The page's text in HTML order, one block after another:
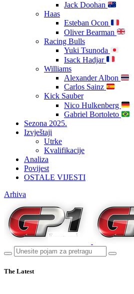
Jack Doohan
Haas
Esteban Ocon
Oliver Bearman
Racing Bulls
Yuki Tsunoda
Isack Hadjar
Williams
Alexander Albon
Carlos Sainz
Kick Sauber
Nico Hulkenberg
Gabriel Bortoleto
Sezona 2025.
Izvještaji
Utrke
Kvalifikacije
Analiza
Povijest
OSTALE VIJESTI
Arhiva
The Latest